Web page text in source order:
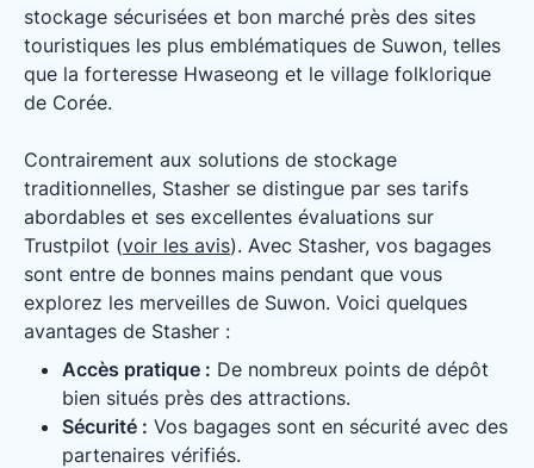
stockage sécurisées et bon marché près des sites
touristiques les plus emblématiques de Suwon, telles
que la forteresse Hwaseong et le village folklorique
de Corée.
Contrairement aux solutions de stockage
traditionnelles, Stasher se distingue par ses tarifs
abordables et ses excellentes évaluations sur
Trustpilot (voir les avis). Avec Stasher, vos bagages
sont entre de bonnes mains pendant que vous
explorez les merveilles de Suwon. Voici quelques
avantages de Stasher :
Accès pratique : De nombreux points de dépôt
bien situés près des attractions.
Sécurité : Vos bagages sont en sécurité avec des
partenaires vérifiés.